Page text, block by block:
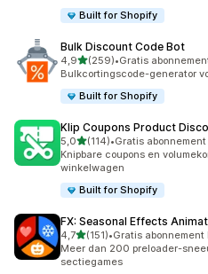
Built for Shopify
Bulk Discount Code Bot
4,9van 5 sterren
(259)
259 recensies in totaal
•Gratis
Bulkcortingscode-generator
Built for Shopify
Klip Coupons Product
5,0van 5 sterren
(114)
114 recensies in totaal
•Gratis
Knipbare coupons en
winkelwagen
Built for Shopify
FX: Seasonal Effects
4,7van 5 sterren
(151)
151 recensies in totaal
•Gratis
Meer dan 200 preloader-
sectiegames